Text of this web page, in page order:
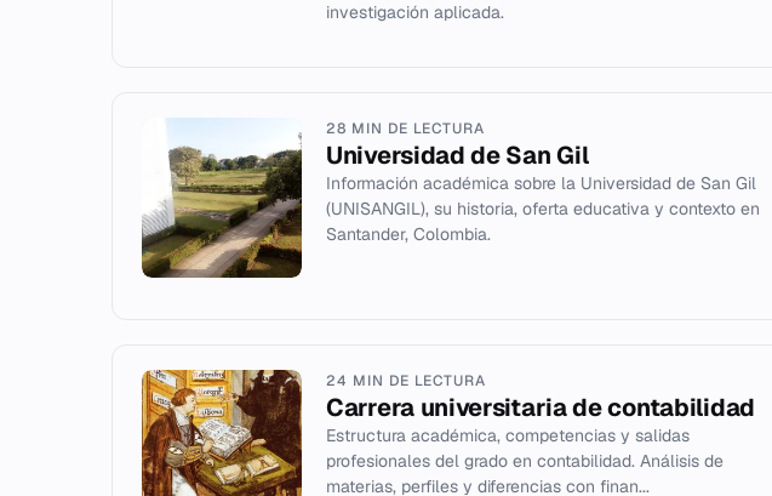
investigación aplicada.
28 MIN DE LECTURA
Universidad de San Gil
Información académica sobre la Universidad de San Gil
(UNISANGIL), su historia, oferta educativa y contexto en
Santander, Colombia.
24 MIN DE LECTURA
Carrera universitaria de contabilidad
Estructura académica, competencias y salidas
profesionales del grado en contabilidad. Análisis de
materias, perfiles y diferencias con finan...